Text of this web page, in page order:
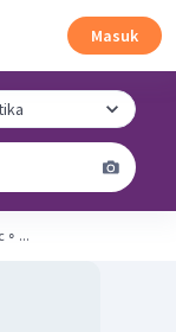
Masuk
dari: △ H c ∘ ​...